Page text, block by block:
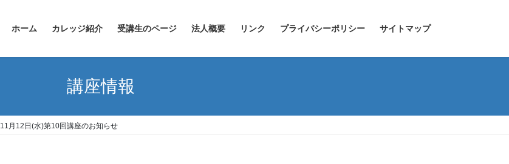
ホーム カレッジ紹介 受講生のページ 法人概要 リンク プライバシーポリシー サイトマップ
講座情報
11月12日(水)第10回講座のお知らせ